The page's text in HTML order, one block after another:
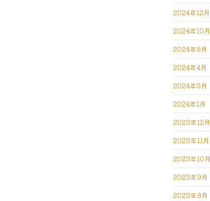
2024年12月
2024年10月
2024年8月
2024年4月
2024年3月
2024年1月
2023年12月
2023年11月
2023年10月
2023年9月
2023年8月